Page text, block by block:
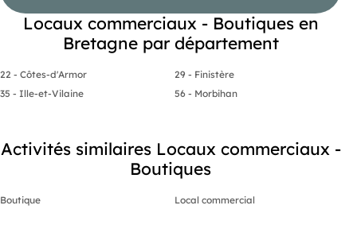
Locaux commerciaux - Boutiques en
Bretagne par département
22 - Côtes-d'Armor
29 - Finistère
35 - Ille-et-Vilaine
56 - Morbihan
Activités similaires Locaux commerciaux -
Boutiques
Boutique Local commercial